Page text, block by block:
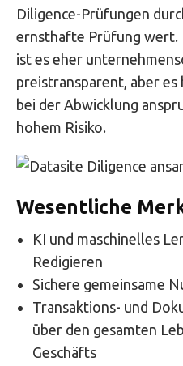
Diligence-Prüfungen
ernsthafte Prüfung wert.
ist es eher
preistransparent, aber
bei der Abwicklung
hohem Risiko.
Wesentliche
KI und maschinelles
Redigieren
Sichere gemeinsame
Transaktions- und
über den gesamten
Geschäfts